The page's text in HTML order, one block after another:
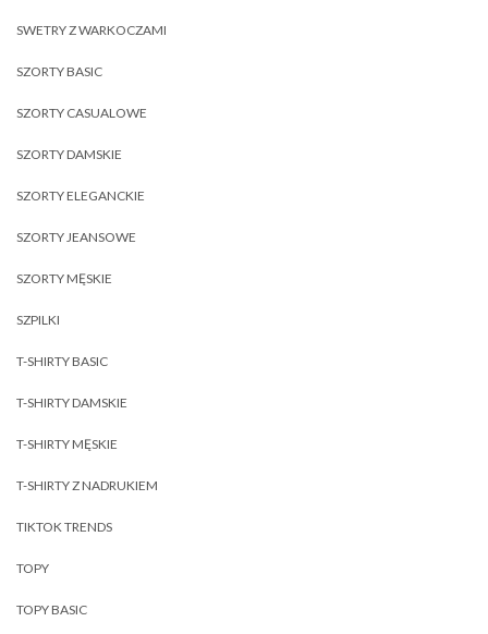
SWETRY Z WARKOCZAMI
SZORTY BASIC
SZORTY CASUALOWE
SZORTY DAMSKIE
SZORTY ELEGANCKIE
SZORTY JEANSOWE
SZORTY MĘSKIE
SZPILKI
T-SHIRTY BASIC
T-SHIRTY DAMSKIE
T-SHIRTY MĘSKIE
T-SHIRTY Z NADRUKIEM
TIKTOK TRENDS
TOPY
TOPY BASIC